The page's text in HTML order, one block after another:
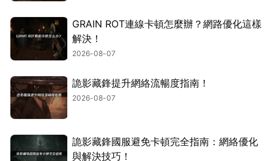
GRAIN ROT連線卡頓怎麼辦？網路優化這樣
解決！
2026-08-07
詭影藏鋒提升網絡流暢度指南！
2026-08-07
詭影藏鋒國服避免卡頓完全指南：網絡優化
與解決技巧！